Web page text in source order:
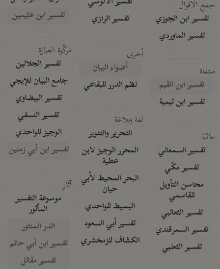
جمع الأقوال
تفسير ابن الجوزي
تفسير الماوردي
منتقاة
تفسير ابن القيم
تفسير ابن تيمية
عامّة
تفسير السمعاني
تفسير مكّي
محاسن التأويل
للقاسمي
تفسير الثعالبي
تفسير السمرقندي
تفسير الثعلبي
تفسير الرازي
أخرى
أضواء البيان
نظم الدرر للبقاعي
لغة وبلاغة
التحرير والتنوير
المحرر الوجيز لابن
عطية
البحر المحيط لأبي
حيان
البسيط للواحدي
تفسير أبي السعود
الكشاف للزمخشري
تفسير ابن عثيمين
مركَّزة العبارة
تفسير الجلالين
جامع البيان للإيجي
تفسير البيضاوي
تفسير النسفي
الوجيز للواحدي
تفسير ابن أبي زمنين
آثار
موسوعة التفسير
المأثور
الدر المنثور
تفسير ابن أبي حاتم
تفسير مقاتل